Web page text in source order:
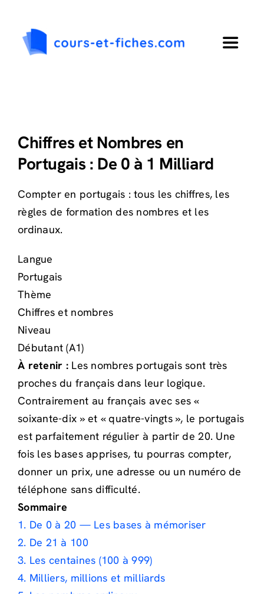
contenu
Toggle
Collège
Chiffres et Nombres en
Portugais : De 0 à 1 Milliard
Compter en portugais : tous les chiffres, les
règles de formation des nombres et les
ordinaux.
Langue
Portugais
Thème
Chiffres et nombres
Niveau
Débutant (A1)
À retenir :Les nombres portugais sont très
proches du français dans leur logique.
Contrairement au français avec ses «
soixante-dix » et « quatre-vingts », le portugais
est parfaitement régulier à partir de 20. Une
fois les bases apprises, tu pourras compter,
donner un prix, une adresse ou un numéro de
téléphone sans difficulté.
Sommaire
1. De 0 à 20 — Les bases à mémoriser
2. De 21 à 100
3. Les centaines (100 à 999)
4. Milliers, millions et milliards